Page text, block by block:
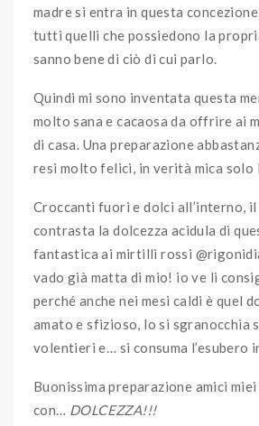
madre si entra in questa
tutti quelli che possiedono la
sanno bene di ciò di cui parlo.
Quindi mi sono inventata questa
molto sana e cacaosa da offrire ai
di casa. Una preparazione
resi molto felici, in verità mica solo
Croccanti fuori e dolci all’interno, il
contrasta la dolcezza acidula di
fantastica ai mirtilli rossi
vado già matta di mio! io ve li
perché anche nei mesi caldi è quel
amato e sfizioso, lo si sgranocchia
volentieri e… si consuma l’esubero
Buonissima preparazione amici miei
con… DOLCEZZA!!!